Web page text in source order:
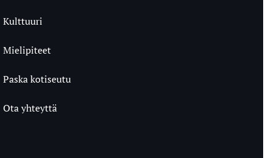
Kulttuuri
Mielipiteet
Paska kotiseutu
Ota yhteyttä